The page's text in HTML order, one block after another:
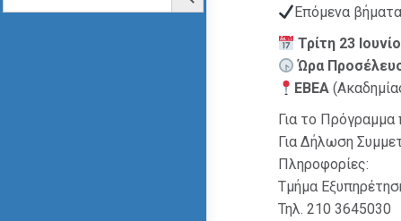
Επόμενα
Τρίτη 23
Ώρα
ΕΒΕΑ
Για το Πρόγραμμα
Για Δήλωση
Πληροφορίες:
Τμήμα
Τηλ. 210 3645030